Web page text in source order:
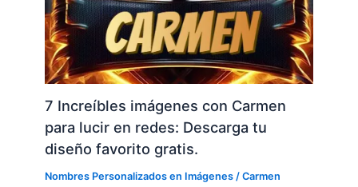
7 Increíbles imágenes con Carmen
para lucir en redes: Descarga tu
diseño favorito gratis.
Nombres Personalizados en Imágenes /Carmen